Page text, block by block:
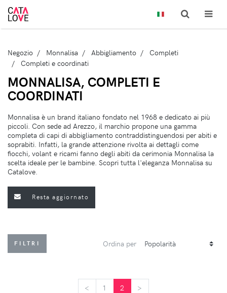
Negozio Monnalisa Abbigliamento
Completi
Completi e coordinati
MONNALISA, COMPLETI E
COORDINATI
Monnalisa è un brand italiano fondato nel 1968 e dedicato ai più
piccoli. Con sede ad Arezzo, il marchio propone una gamma
completa di capi di abbigliamento contraddistinguendosi per abiti e
soprabiti. Infatti, la grande attenzione rivolta ai dettagli come
fiocchi, volant e ricami fanno degli abiti da cerimonia Monnalisa la
scelta ideale per le bambine. Scopri tutta l'eleganza Monnalisa su
Catalove.
Resta aggiornato
FILTRI Ordina per
< 1 2 >